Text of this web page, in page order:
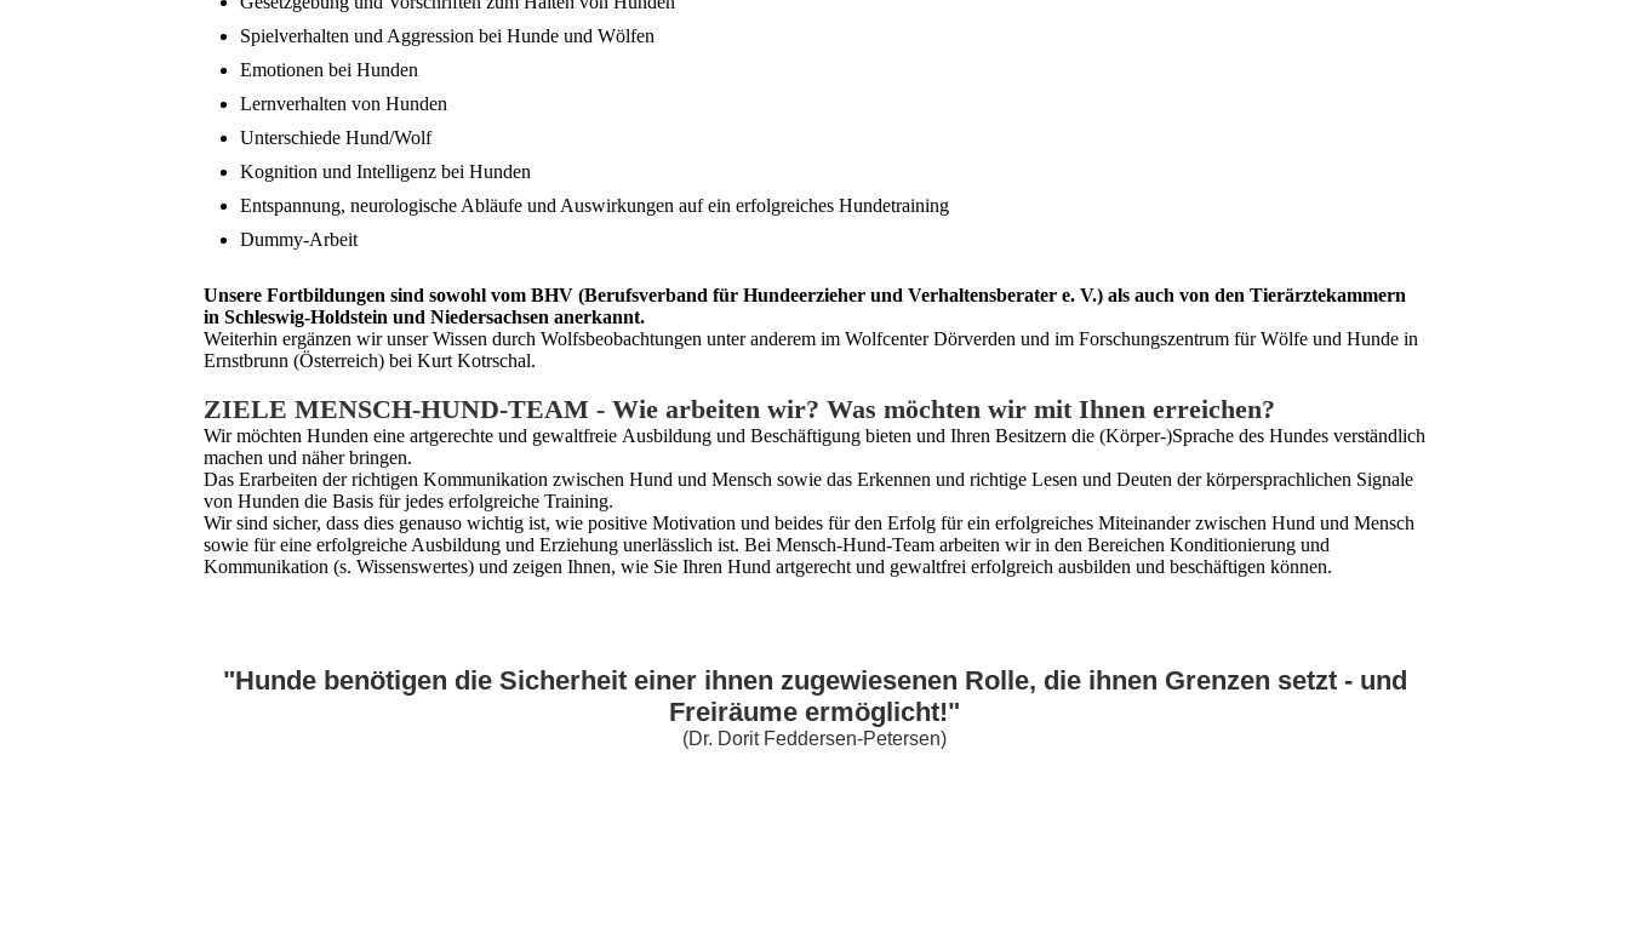
Spielverhalten und Aggression bei Hunde und Wölfen
Emotionen bei Hunden
Lernverhalten von Hunden
Unterschiede Hund/Wolf
Kognition und Intelligenz bei Hunden
Entspannung, neurologische Abläufe und Auswirkungen auf ein erfolgreiches Hundetraining
Dummy-Arbeit
Unsere Fortbildungen sind sowohl vom BHV (Berufsverband für Hundeerzieher und Verhaltensberater e. V.) als auch von den Tierärztekammern
in Schleswig-Holdstein und Niedersachsen anerkannt.
Weiterhin ergänzen wir unser Wissen durch Wolfsbeobachtungen unter anderem im Wolfcenter Dörverden und im Forschungszentrum für Wölfe und Hunde in
Ernstbrunn (Österreich) bei Kurt Kotrschal.
ZIELE MENSCH-HUND-TEAM - Wie arbeiten wir? Was möchten wir mit Ihnen erreichen?
Wir möchten Hunden eine artgerechte und gewaltfreie Ausbildung und Beschäftigung bieten und Ihren Besitzern die (Körper-)Sprache des Hundes verständlich
machen und näher bringen.
Das Erarbeiten der richtigen Kommunikation zwischen Hund und Mensch sowie das Erkennen und richtige Lesen und Deuten der körpersprachlichen Signale
von Hunden die Basis für jedes erfolgreiche Training.
Wir sind sicher, dass dies genauso wichtig ist, wie positive Motivation und beides für den Erfolg für ein erfolgreiches Miteinander zwischen Hund und Mensch
sowie für eine erfolgreiche Ausbildung und Erziehung unerlässlich ist. Bei Mensch-Hund-Team arbeiten wir in den Bereichen Konditionierung und
Kommunikation (s. Wissenswertes) und zeigen Ihnen, wie Sie Ihren Hund artgerecht und gewaltfrei erfolgreich ausbilden und beschäftigen können.
"Hunde benötigen die Sicherheit einer ihnen zugewiesenen Rolle, die ihnen Grenzen setzt - und
Freiräume ermöglicht!"
(Dr. Dorit Feddersen-Petersen)